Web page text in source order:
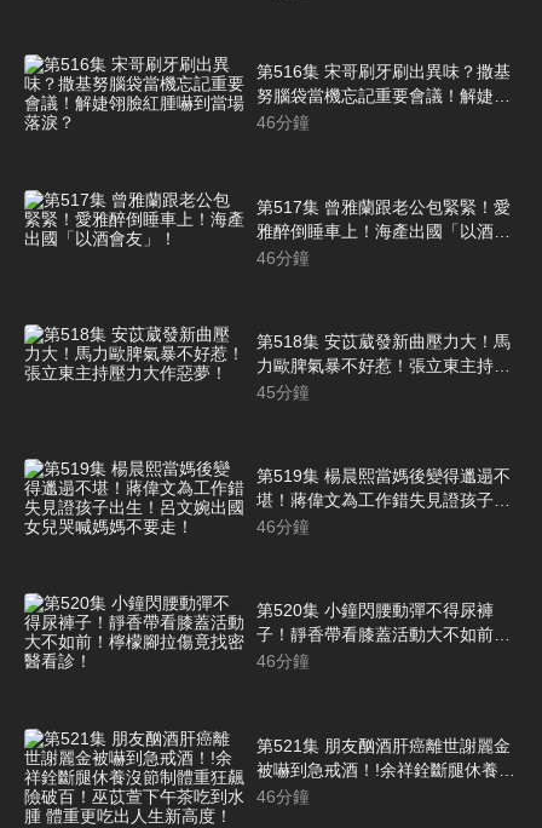
第516集 宋哥刷牙刷出異味？撒基
努腦袋當機忘記重要會議！解婕翎
臉紅腫嚇到當場落淚？
46分鐘
第517集 曾雅蘭跟老公包緊緊！愛
雅醉倒睡車上！海產出國「以酒會
友」！
46分鐘
第518集 安苡葳發新曲壓力大！馬
力歐脾氣暴不好惹！張立東主持壓
力大作惡夢！
45分鐘
第519集 楊晨熙當媽後變得邋遢不
堪！蔣偉文為工作錯失見證孩子出
生！呂文婉出國女兒哭喊媽媽不要
46分鐘
第520集 小鐘閃腰動彈不得尿褲
子！靜香帶看膝蓋活動大不如前！
檸檬腳拉傷竟找密醫看診！
46分鐘
第521集 朋友酗酒肝癌離世謝麗金
被嚇到急戒酒！!余祥銓斷腿休養沒
節制體重狂飆險破百！巫苡萱下午
46分鐘